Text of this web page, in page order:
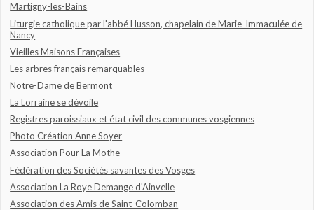
Martigny-les-Bains
Liturgie catholique par l'abbé Husson, chapelain de Marie-Immaculée de
Nancy
Vieilles Maisons Françaises
Les arbres français remarquables
Notre-Dame de Bermont
La Lorraine se dévoile
Registres paroissiaux et état civil des communes vosgiennes
Photo Création Anne Soyer
Association Pour La Mothe
Fédération des Sociétés savantes des Vosges
Association La Roye Demange d'Ainvelle
Association des Amis de Saint-Colomban